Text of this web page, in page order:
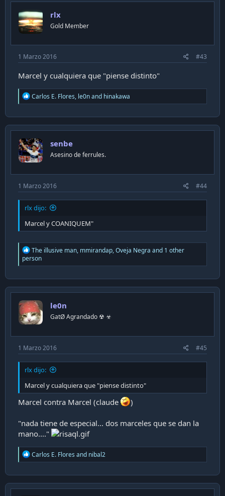
rlx
Gold Member
1 Marzo 2016 #43
Marcel y cualquiera que "piense distinto"
R
e
c
t
o
n
s
Carlos E. Flores, le0nand hinakawa
senbe
Asesino de ferrules.
1 Marzo 2016 #44
rlx dijo:
Marcel y COANIQUEM"
R
e
a
t
i
n
s
:
The illusive man, mmirandap,Oveja Negra and 1 other
person
le0n
GatØ Agrandado ☢ ☣
1 Marzo 2016 #45
rlx dijo:
Marcel y cualquiera que "piense distinto"
Marcel contra Marcel (claude )
"nada tiene de especial... dos marceles que se dan la
mano...."
R
e
c
t
Carlos E. Flores and nibal2